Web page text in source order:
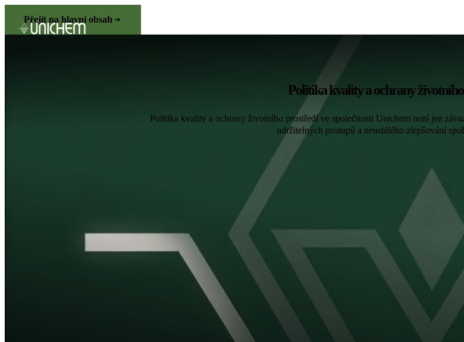
Přejít na hlavní obsah
Politika kvality a ochrany
Politika kvality a ochrany životního prostředí ve společnosti Unichem není jen
udržitelných postupů a neustálého zlepšování